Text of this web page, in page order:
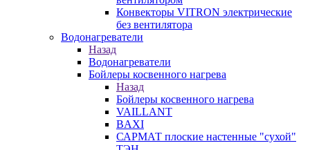
Конвекторы VITRON электрические
без вентилятора
Водонагреватели
Назад
Водонагреватели
Бойлеры косвенного нагрева
Назад
Бойлеры косвенного нагрева
VAILLANT
BAXI
САРМАТ плоские настенные "сухой"